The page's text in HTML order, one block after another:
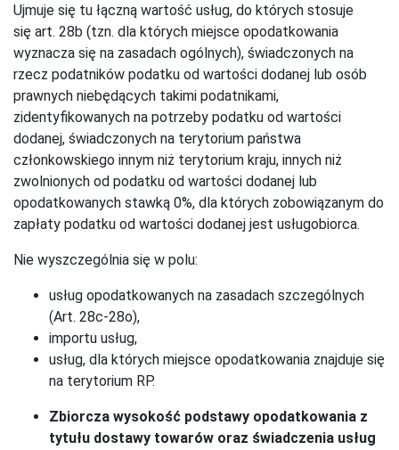
Ujmuje się tu łączną wartość usług, do których stosuje
się art. 28b (tzn. dla których miejsce opodatkowania
wyznacza się na zasadach ogólnych), świadczonych na
rzecz podatników podatku od wartości dodanej lub osób
prawnych niebędących takimi podatnikami,
zidentyfikowanych na potrzeby podatku od wartości
dodanej, świadczonych na terytorium państwa
członkowskiego innym niż terytorium kraju, innych niż
zwolnionych od podatku od wartości dodanej lub
opodatkowanych stawką 0%, dla których zobowiązanym do
zapłaty podatku od wartości dodanej jest usługobiorca.
Nie wyszczególnia się w polu:
usług opodatkowanych na zasadach szczególnych
(Art. 28c-28o),
importu usług,
usług, dla których miejsce opodatkowania znajduje się
na terytorium RP.
Zbiorcza wysokość podstawy opodatkowania z
tytułu dostawy towarów oraz świadczenia usług